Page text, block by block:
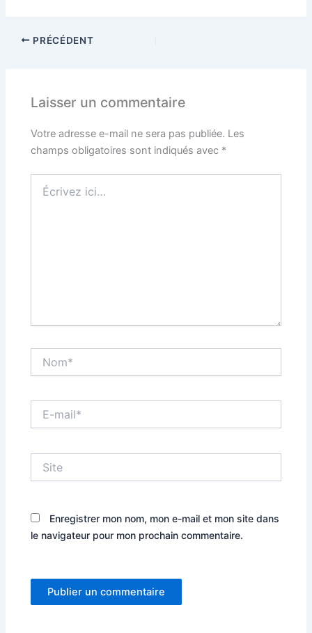
PRÉCÉDENT
Laisser un commentaire
Votre adresse e-mail ne sera pas publiée. Les
champs obligatoires sont indiqués avec *
ici…
mail*
Enregistrer mon nom, mon e-mail et mon site dans
le navigateur pour mon prochain commentaire.